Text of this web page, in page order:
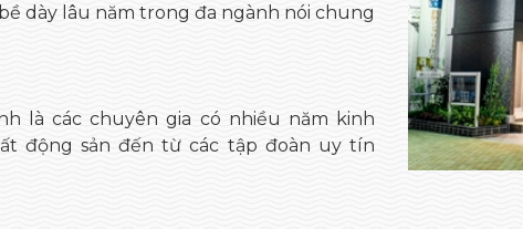
dày lâu năm trong đa ngành nói chung
là các chuyên gia có nhiều năm kinh
động sản đến từ các tập đoàn uy tín